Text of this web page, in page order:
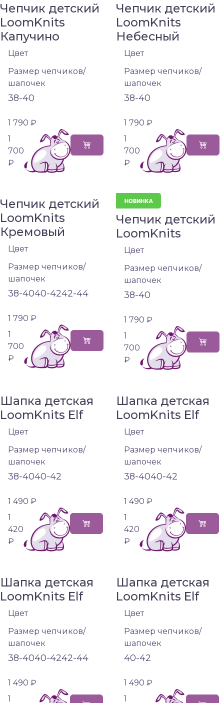
Чепчик детский
LoomKnits
Капучино
Цвет
Размер чепчиков/
шапочек
38-40
1 790 ₽
1
700
₽
Чепчик детский
LoomKnits
Небесный
Цвет
Размер чепчиков/
шапочек
38-40
1 790 ₽
1
700
₽
Чепчик детский
LoomKnits
Кремовый
Цвет
Размер чепчиков/
шапочек
38-4040-4242-44
1 790 ₽
1
700
₽
Чепчик детский
LoomKnits
Цвет
Размер чепчиков/
шапочек
38-40
1 790 ₽
1
700
₽
Шапка детская
LoomKnits Elf
Цвет
Размер чепчиков/
шапочек
38-4040-42
1 490 ₽
1
420
₽
Шапка детская
LoomKnits Elf
Цвет
Размер чепчиков/
шапочек
38-4040-42
1 490 ₽
1
420
₽
Шапка детская
LoomKnits Elf
Цвет
Размер чепчиков/
шапочек
38-4040-4242-44
1 490 ₽
1
Шапка детская
LoomKnits Elf
Цвет
Размер чепчиков/
шапочек
40-42
1 490 ₽
1